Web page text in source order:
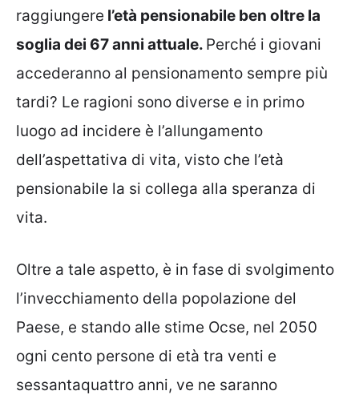
raggiungere l’età pensionabile ben oltre la
soglia dei 67 anni attuale. Perché i giovani
accederanno al pensionamento sempre più
tardi? Le ragioni sono diverse e in primo
luogo ad incidere è l’allungamento
dell’aspettativa di vita, visto che l’età
pensionabile la si collega alla speranza di
vita.
Oltre a tale aspetto, è in fase di svolgimento
l’invecchiamento della popolazione del
Paese, e stando alle stime Ocse, nel 2050
ogni cento persone di età tra venti e
sessantaquattro anni, ve ne saranno